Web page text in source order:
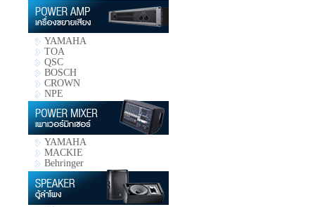
YAMAHA
TOA
QSC
BOSCH
CROWN
NPE
YAMAHA
MACKIE
Behringer